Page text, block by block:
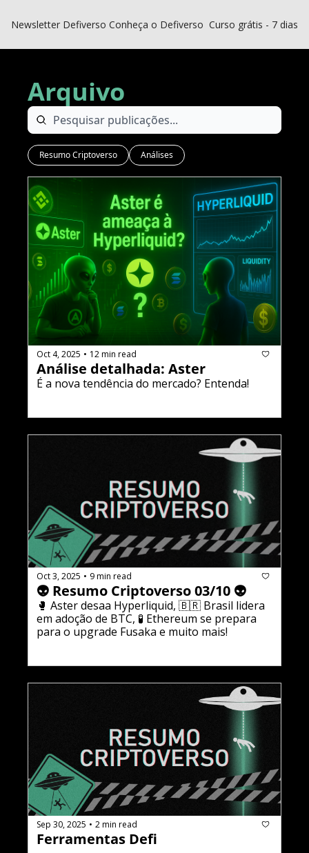
Newsletter Defiverso Conheça o Defiverso Curso grátis - 7 dias
Arquivo
Resumo Criptoverso Análises
Oct 4, 2025 • 12 min read
Análise detalhada: Aster
É a nova tendência do mercado? Entenda!
Oct 3, 2025 • 9 min read
🥊 Aster desafia Hyperliquid, 🇧🇷 Brasil lidera
em adoção de BTC, 🧪 Ethereum se prepara
para o upgrade Fusaka e muito mais!
Sep 30, 2025 • 2 min read
Ferramentas Defi